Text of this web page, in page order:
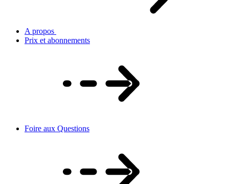
A propos
Prix et abonnements
Foire aux Questions